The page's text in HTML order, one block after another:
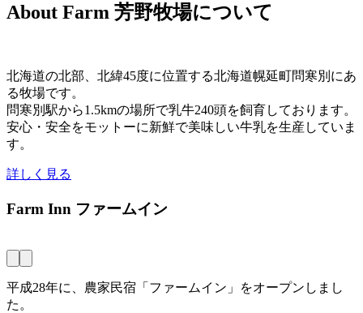
About Farm 芳野牧場について
北海道の北部、北緯45度に位置する北海道幌延町問寒別にあ
る牧場です。
問寒別駅から1.5kmの場所で乳牛240頭を飼育しております。
安心・安全をモットーに新鮮で美味しい牛乳を生産していま
す。
詳しく見る
Farm Inn ファームイン
平成28年に、農家民宿「ファームイン」をオープンしまし
た。